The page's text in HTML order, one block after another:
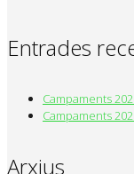
Entrades
Campaments
Campaments
Arxius